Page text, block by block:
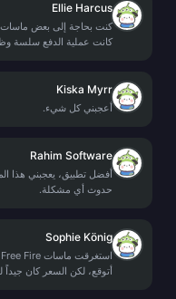
Ellie Harcus
كانت عملية الدفع سلسة
Kiska Myrr
أعجبني كل شيء.
Rahim Software
أفضل تطبيق، يعجبني هذا
حدوث أي مشكلة.
Sophie König
أتوقع، لكن السعر كان جيداً